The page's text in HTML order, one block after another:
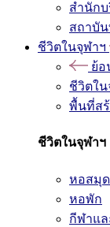
สำนักบ
สถาบั
ชีวิตในจุฬาฯ
ย้อ
ชีวิตใน
พื้นที่ส
ชีวิตในจุฬาฯ
หอสมุ
หอพัก
กีฬาแ